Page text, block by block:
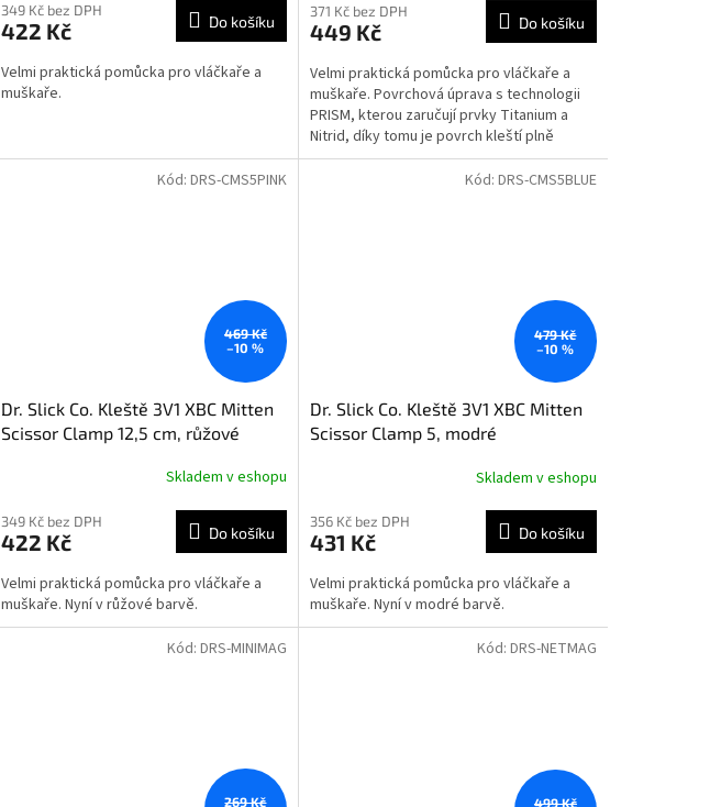
349 Kč bez DPH
422 Kč Do košíku
Velmi praktická pomůcka pro vláčkaře a
muškaře.
371 Kč bez DPH
449 Kč Do košíku
Velmi praktická pomůcka pro vláčkaře a
muškaře. Povrchová úprava s technologii
PRISM, kterou zaručují prvky Titanium a
Nitrid, díky tomu je povrch kleští plně
odolný vůči...
469 Kč
–10 %
Dr. Slick Co. Kleště 3V1 XBC Mitten
Scissor Clamp 12,5 cm, růžové
Skladem v eshopu
349 Kč bez DPH
422 Kč Do košíku
Velmi praktická pomůcka pro vláčkaře a
muškaře. Nyní v růžové barvě.
Kód: DRS-CMS5PINK
479 Kč
–10 %
Dr. Slick Co. Kleště 3V1 XBC Mitten
Scissor Clamp 5, modré
Skladem v eshopu
356 Kč bez DPH
431 Kč Do košíku
Velmi praktická pomůcka pro vláčkaře a
muškaře. Nyní v modré barvě.
Kód: DRS-CMS5BLUE
269 Kč
Kód: DRS-MINIMAG
499 Kč
Kód: DRS-NETMAG